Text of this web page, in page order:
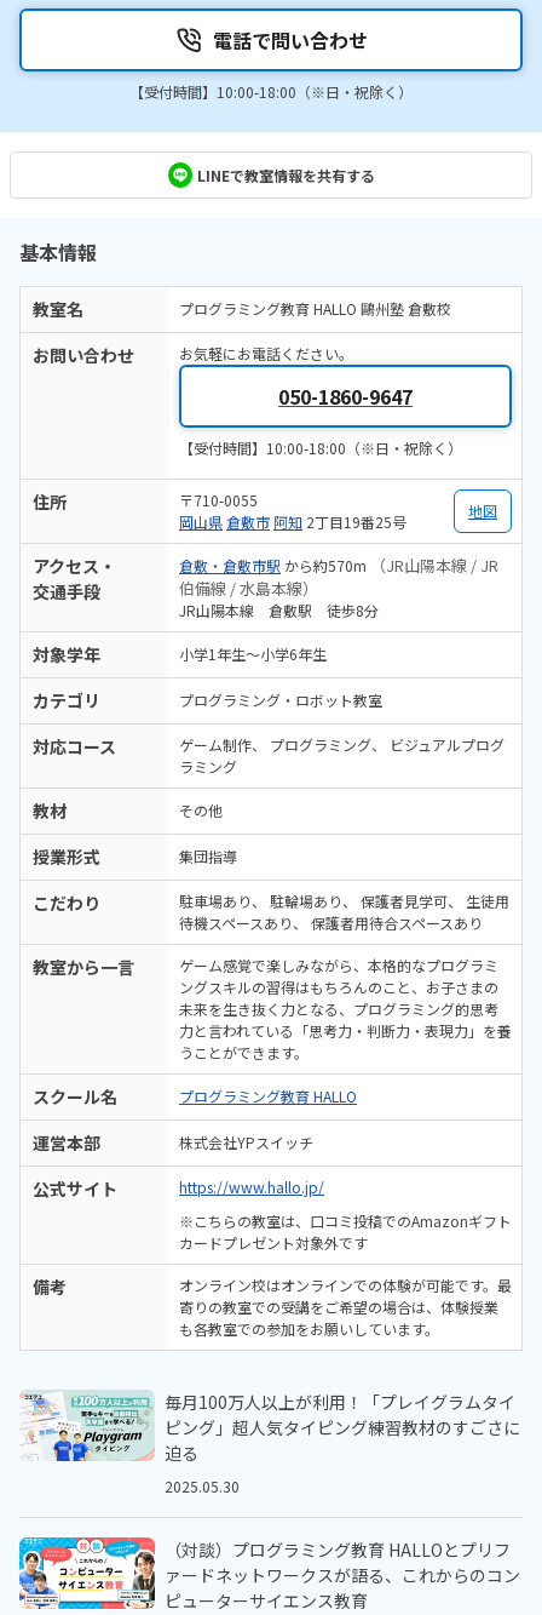
電話で問い合わせ
【受付時間】10:00-18:00（※日・祝除く）
LINEで教室情報を共有する
基本情報
教室名 プログラミング教育 HALLO 鷗州塾 倉敷校
お問い合わせ お気軽にお電話ください。
050-1860-9647
【受付時間】10:00-18:00（※日・祝除く）
住所
〒710-0055
岡山県倉敷市 阿知 2丁目19番25号
地図
アクセス・
交通手段
倉敷・倉敷市駅 から約570m
（JR山陽本線 / JR
伯備線 / 水島本線）
JR山陽本線 倉敷駅 徒歩8分
対象学年 小学1年生～小学6年生
カテゴリ プログラミング・ロボット教室
対応コース ゲーム制作 プログラミング
ビジュアルプログ
ラミング
教材 その他
授業形式 集団指導
こだわり 駐車場あり 駐輪場あり 保護者見学可
生徒用
待機スペースあり
保護者用待合スペースあり
教室から一言
ゲーム感覚で楽しみながら、本格的なプログラミ
ングスキルの習得はもちろんのこと、お子さまの
未来を生き抜く力となる、プログラミング的思考
力と言われている「思考力・判断力・表現力」を養
うことができます。
スクール名 プログラミング教育 HALLO
運営本部 株式会社YPスイッチ
公式サイト
https://www.hallo.jp/
※こちらの教室は、口コミ投稿でのAmazonギフト
カードプレゼント対象外です
備考
オンライン校はオンラインでの体験が可能です。最
寄りの教室での受講をご希望の場合は、体験授業
も各教室での参加をお願いしています。
毎月100万人以上が利用！「プレイグラムタイ
ピング」超人気タイピング練習教材のすごさに
迫る
2025.05.30
（対談）プログラミング教育 HALLOとプリフ
ァードネットワークスが語る、これからのコン
ピューターサイエンス教育